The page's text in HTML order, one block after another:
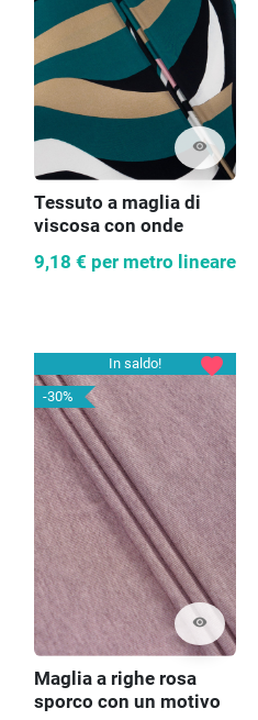
visibility
Tessuto a maglia di
viscosa con onde
9,18 € per metro lineare
In saldo!
-30%
visibility
favorite
Maglia a righe rosa
sporco con un motivo